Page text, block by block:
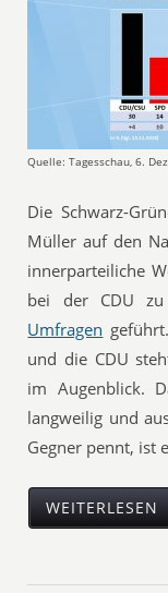
Quelle: Tagesschau, 6.
Die Schwarz-
Müller auf den
innerparteiliche
bei der CDU
Umfragen
und die CDU
im Augenblick.
langweilig und
Gegner pennt, ist
WEITERLESEN